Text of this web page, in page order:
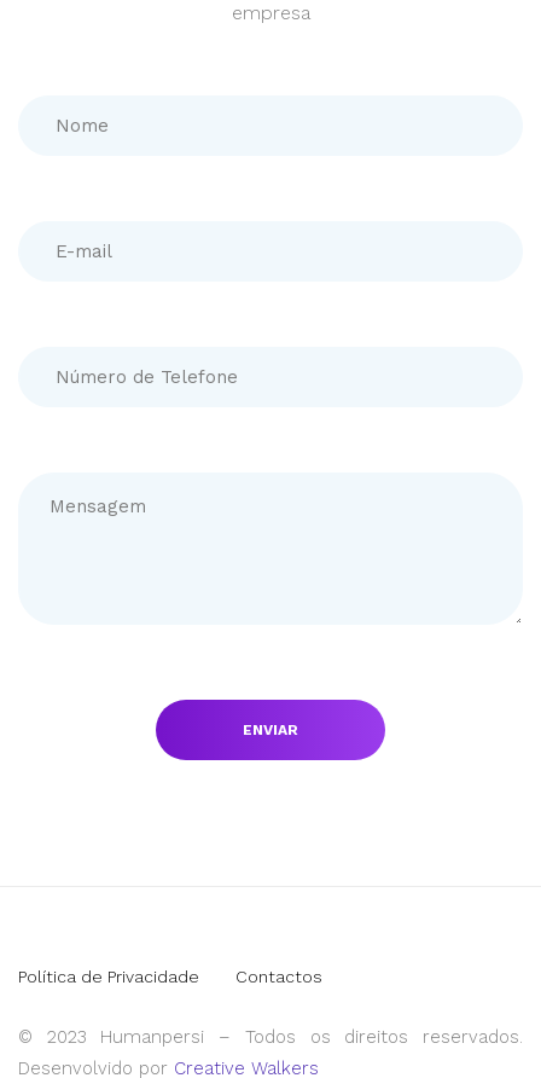
empresa
Política de Privacidade Contactos
© 2023 Humanpersi – Todos os direitos reservados.
Desenvolvido por Creative Walkers